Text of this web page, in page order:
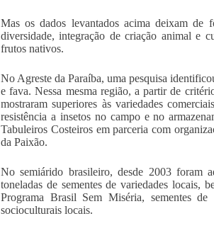
Mas os dados levantados acima deixam de
diversidade, integração de criação animal e
frutos nativos.
No Agreste da Paraíba, uma pesquisa
e fava. Nessa mesma região, a partir de
mostraram superiores às variedades
resistência a insetos no campo e no
Tabuleiros Costeiros em parceria com
da Paixão.
No semiárido brasileiro, desde 2003 foram
toneladas de sementes de variedades
Programa Brasil Sem Miséria, sementes de
socioculturais locais.